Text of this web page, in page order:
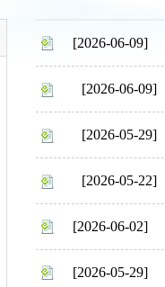
[2026-06-09]
[2026-06-09]
[2026-05-29]
[2026-05-22]
[2026-06-02]
[2026-05-29]